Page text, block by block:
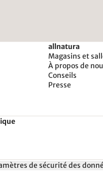
allnatura
Magasins et
À propos de
Conseils
Presse
de sécurité des